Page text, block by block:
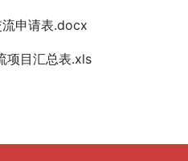
申请表.docx
项目汇总表.xls